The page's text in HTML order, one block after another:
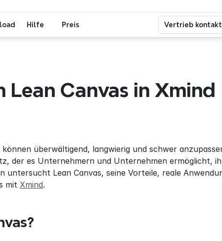
Lean Canvas in Xmind
überwältigend, langwierig und schwer
der es Unternehmern und Unternehmen ermöglicht,
untersucht Lean Canvas, seine Vorteile, reale
mit Xmind.
Hilfe Preis Vertrieb